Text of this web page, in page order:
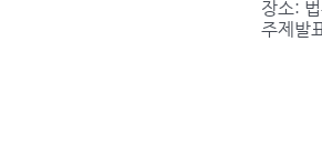
장소:
주제발